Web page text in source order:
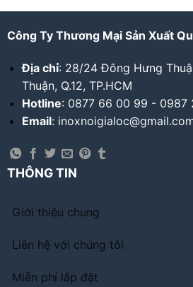
Công Ty Thương Mại Sản Xuất
Địa chỉ: 28/24 Đông Hưng
Thuận, Q.12, TP.HCM
Hotline: 0877 66 00 99 - 0987
Email:
THÔNG TIN
Giới thiệu chung
Liên hệ với chúng tôi
Miễn phí lắp đặt